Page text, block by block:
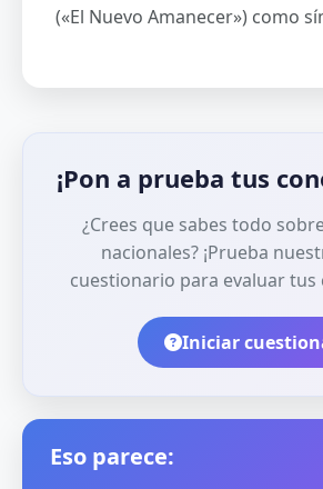
(«El Nuevo Amanecer») como
¡Pon a prueba tus
¿Crees que sabes todo
nacionales? ¡Prueba
cuestionario para evaluar
Iniciar
Eso parece: